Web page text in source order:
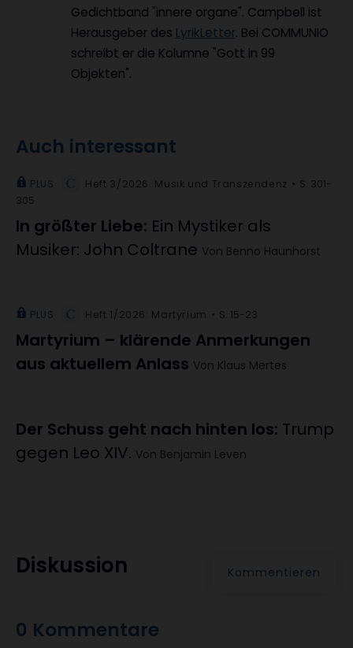
Gedichtband "innere organe". Campbell ist
Herausgeber des LyrikLetter. Bei COMMUNIO
schreibt er die Kolumne "Gott in 99
Objekten".
Auch interessant
PLUS Heft 3/2026: Musik und Transzendenz
S. 301-
305
In größter Liebe: Ein Mystiker als
Musiker: John Coltrane Von Benno Haunhorst
PLUS Heft 1/2026: Martyrium S. 15-23
Martyrium – klärende Anmerkungen
aus aktuellem Anlass Von Klaus Mertes
Der Schuss geht nach hinten los: Trump
gegen Leo XIV. Von Benjamin Leven
Diskussion Kommentieren
0 Kommentare